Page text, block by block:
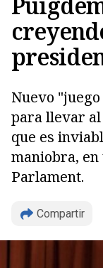
Nuevo
para llevar
que es
maniobra,
Parlament.
Compartir